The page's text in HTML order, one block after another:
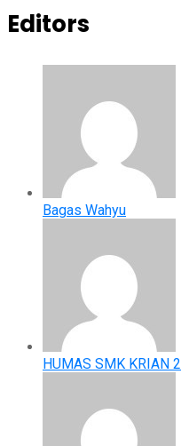
Editors
Bagas Wahyu
HUMAS SMK KRIAN 2